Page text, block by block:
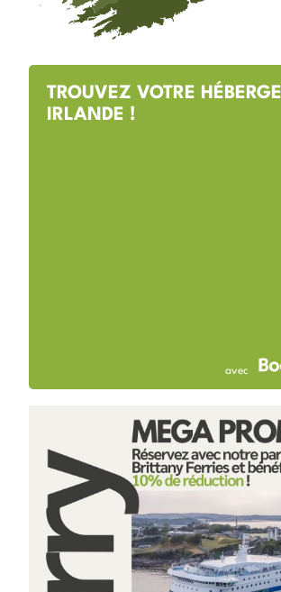
TROUVEZ VOTRE
IRLANDE !
avec